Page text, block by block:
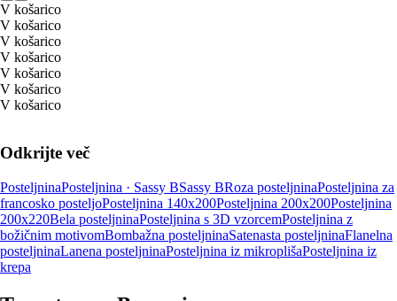
V košarico
V košarico
V košarico
V košarico
V košarico
V košarico
V košarico
Odkrijte več
PosteljninaPosteljnina · Sassy BSassy BRoza posteljninaPosteljnina za
francosko posteljoPosteljnina 140x200Posteljnina 200x200Posteljnina
200x220Bela posteljninaPosteljnina s 3D vzorcemPosteljnina z
božičnim motivomBombažna posteljninaSatenasta posteljninaFlanelna
posteljninaLanena posteljninaPosteljnina iz mikroplišaPosteljnina iz
krepa